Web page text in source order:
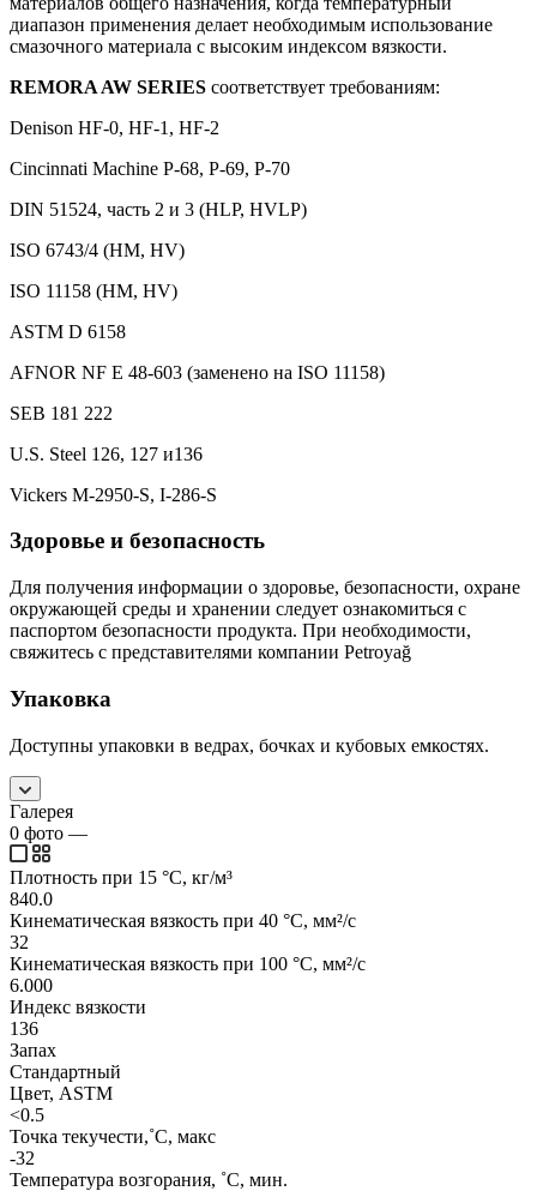
диапазон применения делает необходимым использование
смазочного материала с высоким индексом вязкости.
REMORA AW SERIES соответствует требованиям:
Denison HF-0, HF-1, HF-2
Cincinnati Machine P-68, P-69, P-70
DIN 51524, часть 2 и 3 (HLP, HVLP)
ISO 6743/4 (HM, HV)
ISO 11158 (HM, HV)
ASTM D 6158
AFNOR NF E 48-603 (заменено на ISO 11158)
SEB 181 222
U.S. Steel 126, 127 и136
Vickers M-2950-S, I-286-S
Здоровье и безопасность
Для получения информации о здоровье, безопасности, охране
окружающей среды и хранении следует ознакомиться с
паспортом безопасности продукта. При необходимости,
свяжитесь с представителями компании Petroyağ
Упаковка
Доступны упаковки в ведрах, бочках и кубовых емкостях.
Галерея
0 фото —
Плотность при 15 °C, кг/м³
840.0
Кинематическая вязкость при 40 °C, мм²/с
32
Кинематическая вязкость при 100 °C, мм²/с
6.000
Индекс вязкости
136
Запах
Стандартный
Цвет, ASTM
<0.5
Точка текучести,˚C, макс
-32
Температура возгорания, ˚C, мин.